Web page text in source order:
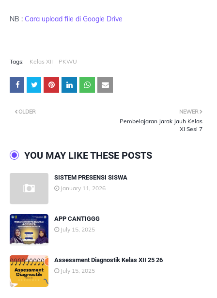
NB : Cara upload file di Google Drive
Tags: Kelas XII PKWU
NEWER
Pembelajaran Jarak Jauh Kelas
XI Sesi 7
OLDER
YOU MAY LIKE THESE POSTS
SISTEM PRESENSI SISWA
January 11, 2026
APP CANTIGGG
July 15, 2025
Assessment Diagnostik Kelas XII 25 26
July 15, 2025